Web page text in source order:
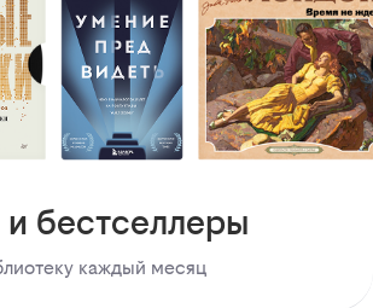
и бестселлеры
каждый месяц